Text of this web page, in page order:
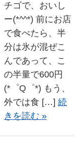
チゴで、おいし
ー(*^^*) 前にお店
で食べたら、半
分は氷が混ぜこ
んであって、こ
の半量で600円
(*゜Q゜*) もう、
外では食 […] 続
きを読む »